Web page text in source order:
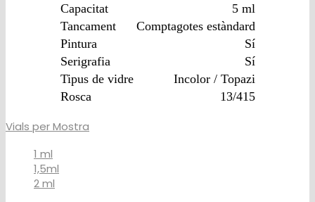
Capacitat
5 ml
Tancament
Comptagotes estàndard
Pintura
Sí
Serigrafia
Sí
Tipus de vidre
Incolor / Topazi
Rosca
13/415
Vials per Mostra
1 ml
1,5ml
2 ml